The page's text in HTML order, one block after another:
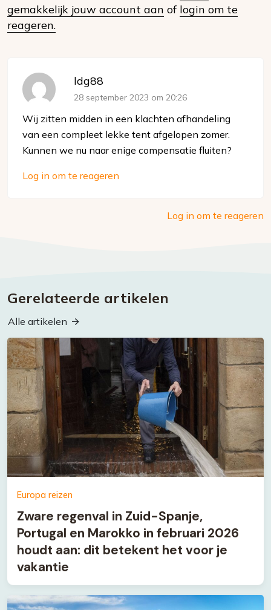
gemakkelijk jouw account aan of login om te
reageren.
ldg88
28 september 2023 om 20:26
Wij zitten midden in een klachten afhandeling
van een compleet lekke tent afgelopen zomer.
Kunnen we nu naar enige compensatie fluiten?
Log in om te reageren
Log in om te reageren
Gerelateerde artikelen
Alle artikelen
Europa reizen
Zware regenval in Zuid-Spanje,
Portugal en Marokko in februari 2026
houdt aan: dit betekent het voor je
vakantie